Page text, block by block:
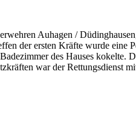
Auhagen /
der ersten Kräfte wurde eine
des Hauses
war der